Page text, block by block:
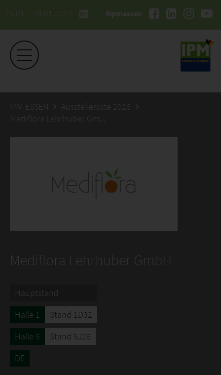
26.01. - 29.01.2027 #ipmessen
IPM ESSEN
Ausstellerliste 2026
Mediflora Lehrhuber GmbH
Mediflora Lehrhuber GmbH
Hauptstand
Halle 1
Stand 1D32
Halle 5
Stand 5J26
DE